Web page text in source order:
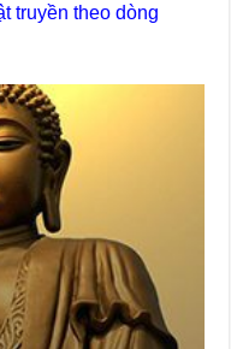
truyền theo dòng